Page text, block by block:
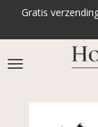
naar
de
hoofdinhoud
Gratis